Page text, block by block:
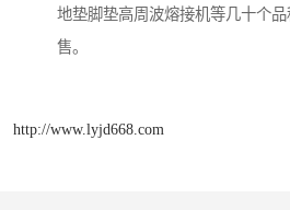
地垫脚垫高周波熔接机等几十个
售。
http://www.lyjd668.com